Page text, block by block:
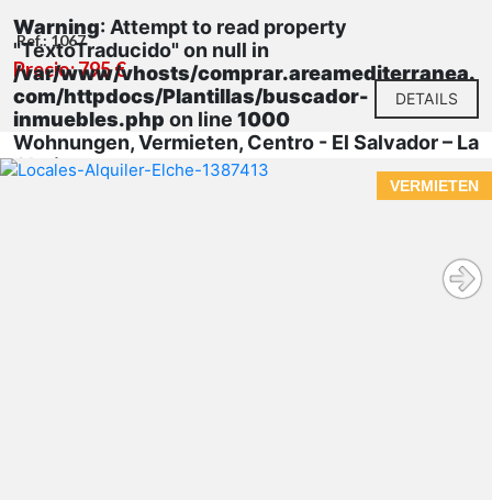
Warning: Attempt to read property
"TextoTraducido" on null in
/var/www/vhosts/comprar.areamediterranea.
com/httpdocs/Plantillas/buscador-
inmuebles.php on line 1000
Wohnungen, Vermieten, Centro - El Salvador – La
Glorieta
Ref.: 1067
Precio: 795 €
DETAILS
VERMIETEN